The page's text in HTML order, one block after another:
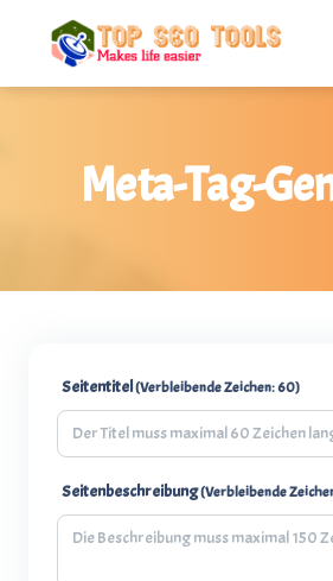
Meta-Tag-
Seitentitel(Verbleibende Zeichen: 60)
Seitenbeschreibung(Verbleibende